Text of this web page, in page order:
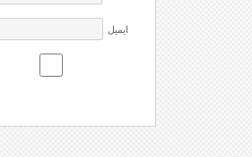
ایمیل